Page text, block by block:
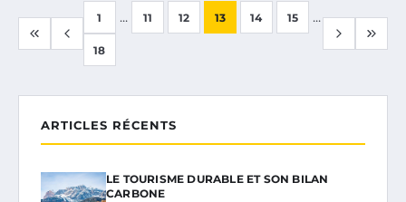
1 ... 11 12 13 14 15 ...
18
ARTICLES RÉCENTS
LE TOURISME DURABLE ET SON BILAN
CARBONE